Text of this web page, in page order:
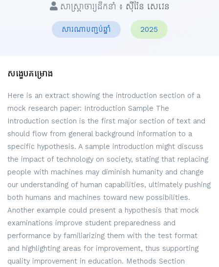
សាស្ត្រាចារ្យដឹកនាំ ៖ ស៊ីរ៉ែន សេវេន
សារណាបញ្ចប់ឆ្នាំ 2025
សង្ខេបគម្រោង
Here is an extract showing the introduction section of a
mock research paper: Introduction Sample The
Introduction section is the first major section of text and
should flow from general background information to a
specific hypothesis. A sample introduction might discuss
the impact of technology on society, stating that replacing
people with machines may diminish humanity and change
our understanding of human capabilities, ultimately pushing
both humans and machines toward new possibilities.
Another example could present a hypothesis that mock
examinations improve student preparedness and
performance by familiarizing them with the test format
and highlighting areas for improvement, thus supporting
quality improvement in education. Methods Section